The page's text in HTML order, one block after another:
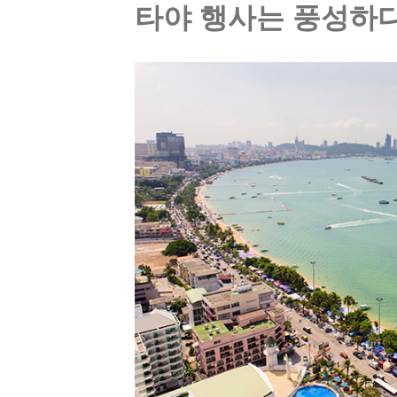
타야 행사는 풍성하